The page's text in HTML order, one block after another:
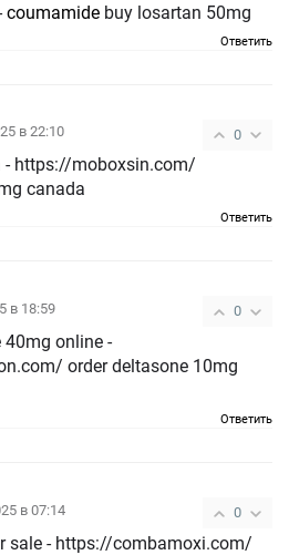
coumamide buy losartan 50mg
Ответить
0
в 22:10
- https://moboxsin.com/
canada
Ответить
0
в 18:59
40mg online -
order deltasone 10mg
Ответить
0
в 07:14
sale - https://combamoxi.com/